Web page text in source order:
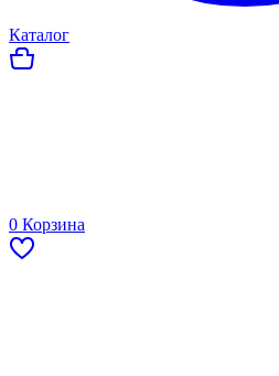
Каталог
0 Корзина